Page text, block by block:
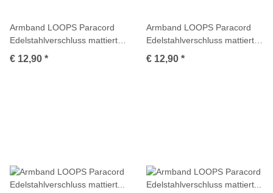
Armband LOOPS Paracord
Edelstahlverschluss mattiert
Multicolor
€ 12,90 *
Armband LOOPS Paracord
Edelstahlverschluss mattiert
Multicolor
€ 12,90 *